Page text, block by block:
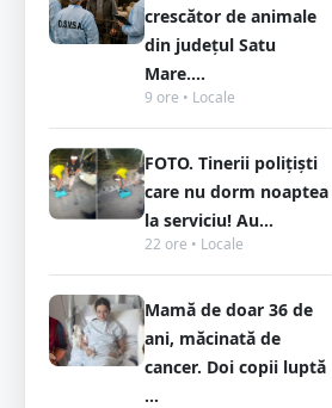
crescător de animale
din județul Satu
Mare....
9 ore • Locale
FOTO. Tinerii polițiști
care nu dorm noaptea
la serviciu! Au...
22 ore • Locale
Mamă de doar 36 de
ani, măcinată de
cancer. Doi copii luptă
...